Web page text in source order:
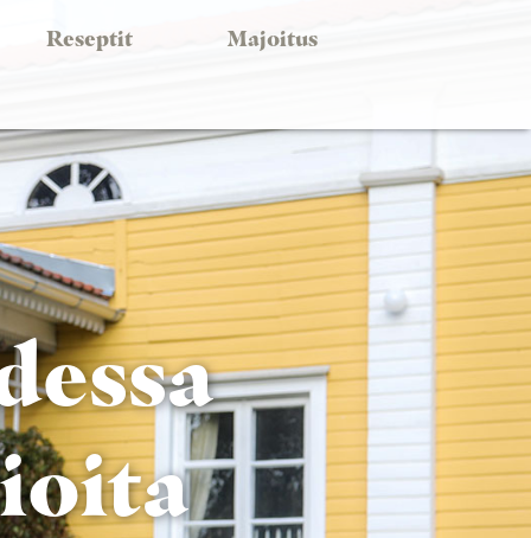
Reseptit Majoitus